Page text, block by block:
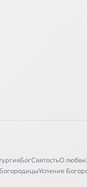
БогСвятостьО любви
Успение